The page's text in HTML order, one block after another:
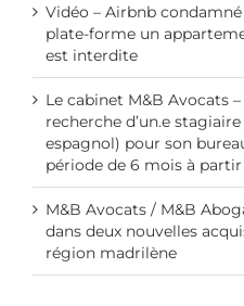
Vidéo – Airbnb
plate-forme un
est interdite
Le cabinet M&B Avocats
recherche d’un.e
espagnol) pour son
période de 6 mois à
M&B Avocats / M&B
dans deux nouvelles
région madrilène